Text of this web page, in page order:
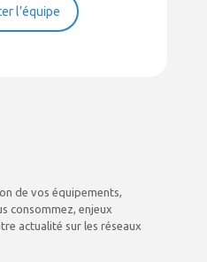
l’équipe
de vos équipements,
consommez, enjeux
actualité sur les réseaux